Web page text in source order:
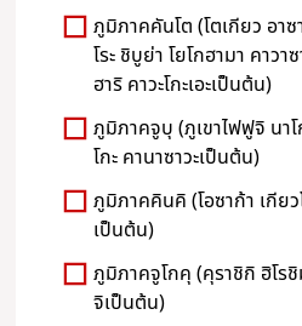
ภูมิภาคคันโต (โตเกียว อา
โระ ชิบูย่า โยโกฮามา คาว
ฮาริ คาวะโกะเอะเป็นต้น)
ภูมิภาคจูบุ (ภูเขาไฟฟูจิ นา
โกะ คานาซาวะเป็นต้น)
ภูมิภาคคินคิ (โอซาก้า เกียว
เป็นต้น)
ภูมิภาคจูโกคุ (คุราชิกิ ฮิโรชิ
จิเป็นต้น)